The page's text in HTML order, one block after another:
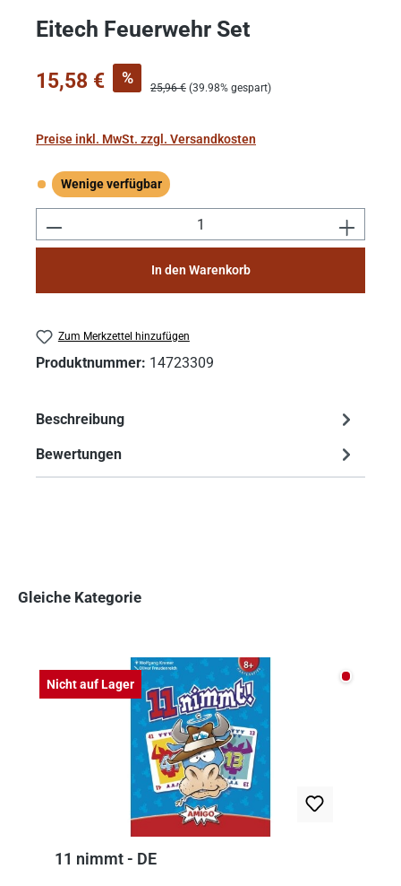
Eitech Feuerwehr Set
Verkaufspreis:
15,58 € %
Regulärer Preis:
25,96 € (39.98% gespart)
Preise inkl. MwSt. zzgl. Versandkosten
Wenige verfügbar
Wenige verfügbar
Produkt Anzahl: Gib den gewünschten
In den Warenkorb
Zum Merkzettel hinzufügen
Produktnummer: 14723309
Beschreibung
Bewertungen
Gleiche Kategorie
Nicht auf Lager Nicht
11 nimmt - DE